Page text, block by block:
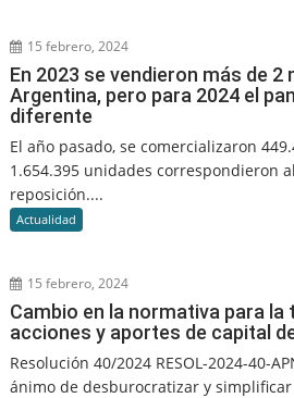
15 febrero, 2024
En 2023 se vendieron más de
Argentina, pero para 2024 el
diferente
El año pasado, se comercializaron
1.654.395 unidades correspondieron
reposición....
Actualidad
15 febrero, 2024
Cambio en la normativa para
acciones y aportes de capital
Resolución 40/2024 RESOL-2024-40-
ánimo de desburocratizar y